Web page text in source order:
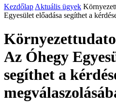
Kezdőlap Aktuális ügyek
Egyesület előadása segíthet a
Az Óhegy
segíthet a